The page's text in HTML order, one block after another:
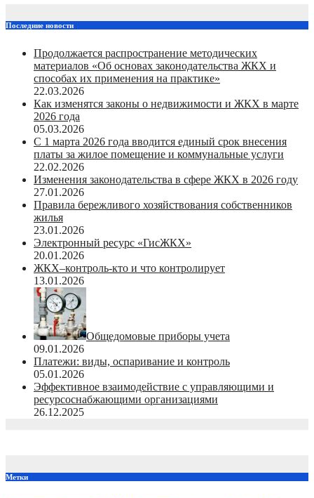
Последние новости
Продолжается распространение методических
материалов «Об основах законодательства ЖКХ и
способах их применения на практике»
22.03.2026
Как изменятся законы о недвижимости и ЖКХ в марте
2026 года
05.03.2026
С 1 марта 2026 года вводится единый срок внесения
платы за жилое помещение и коммунальные услуги
22.02.2026
Изменения законодательства в сфере ЖКХ в 2026 году
27.01.2026
Правила бережливого хозяйствования собственников
жилья
23.01.2026
Электронный ресурс «ГисЖКХ»
20.01.2026
ЖКХ–контроль-кто и что контролирует
13.01.2026
Общедомовые приборы учета
09.01.2026
Платежи: виды, оспаривание и контроль
05.01.2026
Эффективное взаимодействие с управляющими и
ресурсоснабжающими организациями
26.12.2025
Метки